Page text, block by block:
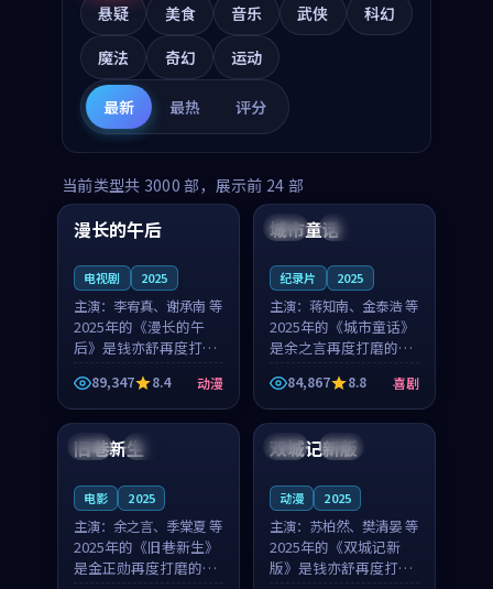
悬疑
美食 音乐 武侠
科幻
魔法
奇幻 运动
最新 最热 评分
当前类型共 3000 部，展示前 24 部
中国 高分
99:16
漫长的午后
电视剧 2025
主演： 李宥真、谢承南 等
2025年的《漫长的午
后》是钱亦舒再度打磨
的动漫佳作。中国大陆
的取景与海岛日常的氛
围相互成就，李宥真与
谢承南的对手戏自然克
制，让整部影片在悬念
89,347 8.4 动漫
美国 院线
城市童话
纪录片 2025
主演： 蒋知南、金泰浩 等
2025年的《城市童话》
是余之言再度打磨的喜
剧佳作。美国的取景与
历史战争的氛围相互成
就，蒋知南与金泰浩的
对手戏自然克制，让整
部影片在悬念与温度
84,867 8.8 喜剧
英国 完结
旧巷新生
电影 2025
主演： 余之言、季棠夏 等
2025年的《旧巷新生》
是金正勋再度打磨的科
中国 独播
双城记新版
动漫 2025
主演： 苏柏然、樊清晏 等
2025年的《双城记新
版》是钱亦舒再度打磨